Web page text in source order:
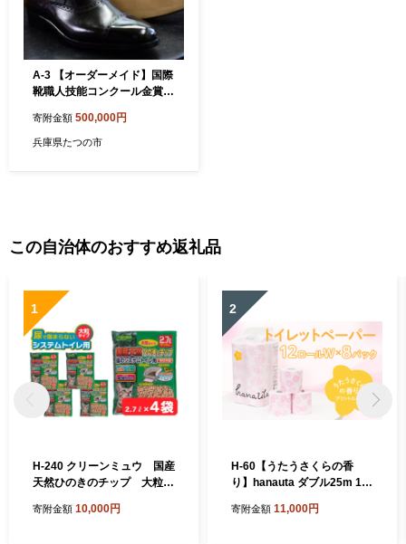
A-3 【オーダーメイド】国際
靴職人技能コンクール金賞受
寄附金額 500,000円
兵庫県たつの市
この自治体のおすすめ返礼品
1
H-240 クリーンミュウ 国産
天然ひのきのチップ 大粒2.
寄附金額 10,000円
2
H-60【うたうさくらの香
り】hanauta ダブル25m 12
寄附金額 11,000円